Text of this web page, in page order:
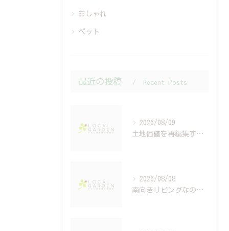
おしゃれ
ペット
最近の投稿 Recent Posts
2026/08/09
土地価値を再編集する外構設計とは？住む人も街も豊かになる考え方
2026/08/08
南向きリビングなのに暑い？間取りだけでは解決できない外構設計の話